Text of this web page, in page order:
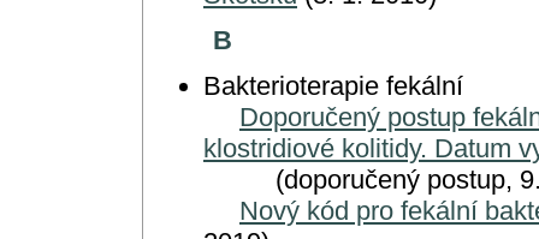
B
Bakterioterapie fekální
Doporučený postup
klostridiové kolitidy. Datum
(doporučený postup, 9.
Nový kód pro fekální